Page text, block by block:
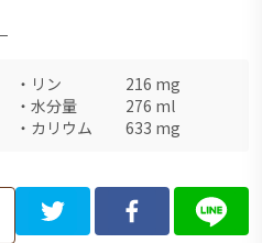
・ リン 216 mg
・ 水分量 276 ml
・ カリウム 633 mg